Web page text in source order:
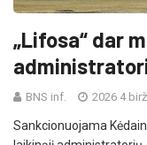
„Lifosa“ dar
BNS inf. 2026 4
Sankcionuojama